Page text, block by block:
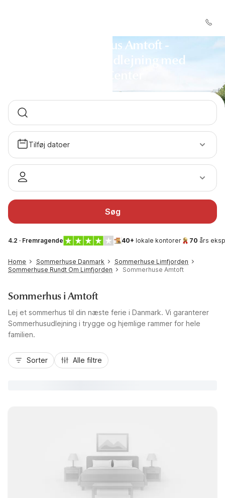
Sommerhus Amtoft -
Sommerhusudlejning med
Tilføj datoer
Søg
4.2 · Fremragende 40+ lokale kontorer 70 års
Home Sommerhuse Danmark
Sommerhuse Limfjorden
Sommerhuse Rundt Om Limfjorden
Sommerhuse Amtoft
Sommerhus i Amtoft
Lej et sommerhus til din næste ferie i Danmark. Vi garanterer
Sommerhusudlejning i trygge og hjemlige rammer for hele
familien.
Sorter Alle filtre